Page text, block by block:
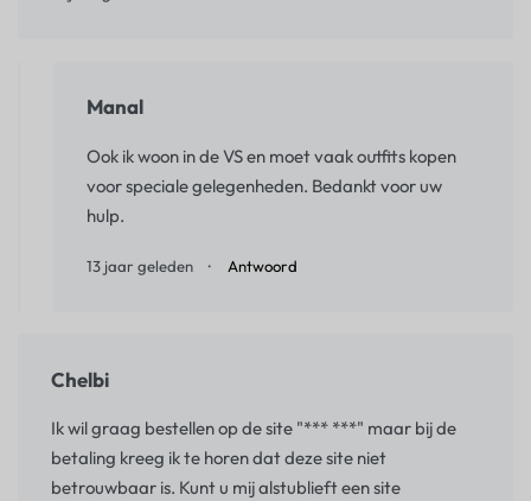
Manal
Ook ik woon in de VS en moet vaak outfits kopen
voor speciale gelegenheden. Bedankt voor uw
hulp.
13 jaar geleden Antwoord
Chelbi
Ik wil graag bestellen op de site "*** ***" maar bij de
betaling kreeg ik te horen dat deze site niet
betrouwbaar is. Kunt u mij alstublieft een site